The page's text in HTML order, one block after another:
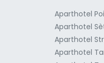
Aparthotel
Aparthotel
Aparthotel
Aparthotel